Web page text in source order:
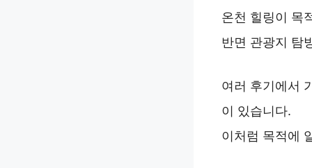
온천 힐링이 목
반면 관광지 탐
여러 후기에서
이 있습니다.
이처럼 목적에